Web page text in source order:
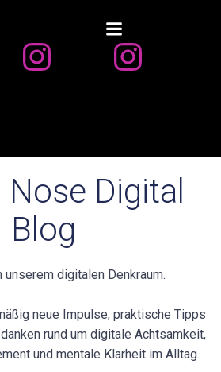
springen
Nose Digital
Blog
unserem digitalen Denkraum.
neue Impulse, praktische Tipps
rund um digitale Achtsamkeit,
und mentale Klarheit im Alltag.